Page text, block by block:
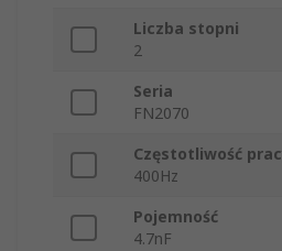
Liczba stopni
2
Seria
FN2070
Częstotliwość
400Hz
Pojemność
4.7nF